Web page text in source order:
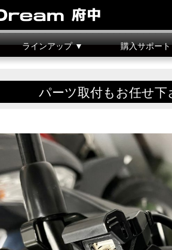
ラインアップ ▼ 購入サポー
パーツ取付もお任せ下